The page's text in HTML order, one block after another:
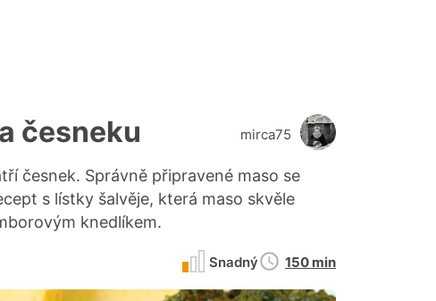
česneku
česnek. Správně připravené maso se
s lístky šalvěje, která maso skvěle
knedlíkem.
mirca75
Snadný
Doba
150 min